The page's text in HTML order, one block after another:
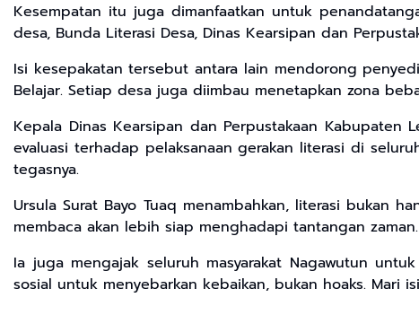
Kesempatan itu juga dimanfaatkan untuk
desa, Bunda Literasi Desa, Dinas Kearsipan dan
Isi kesepakatan tersebut antara lain mendorong
Belajar. Setiap desa juga diimbau menetapkan zona
Kepala Dinas Kearsipan dan Perpustakaan Kabupaten
evaluasi terhadap pelaksanaan gerakan literasi di
tegasnya.
Ursula Surat Bayo Tuaq menambahkan, literasi bukan
membaca akan lebih siap menghadapi tantangan
Ia juga mengajak seluruh masyarakat Nagawutun
sosial untuk menyebarkan kebaikan, bukan hoaks. Mari